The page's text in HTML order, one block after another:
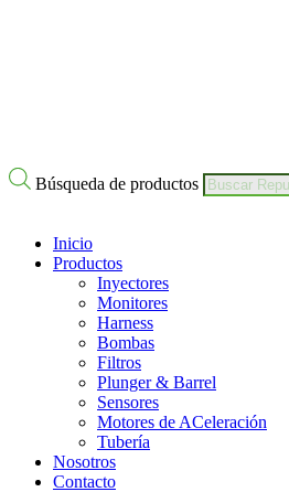
Búsqueda de productos
Inicio
Productos
Inyectores
Monitores
Harness
Bombas
Filtros
Plunger & Barrel
Sensores
Motores de ACeleración
Tubería
Nosotros
Contacto